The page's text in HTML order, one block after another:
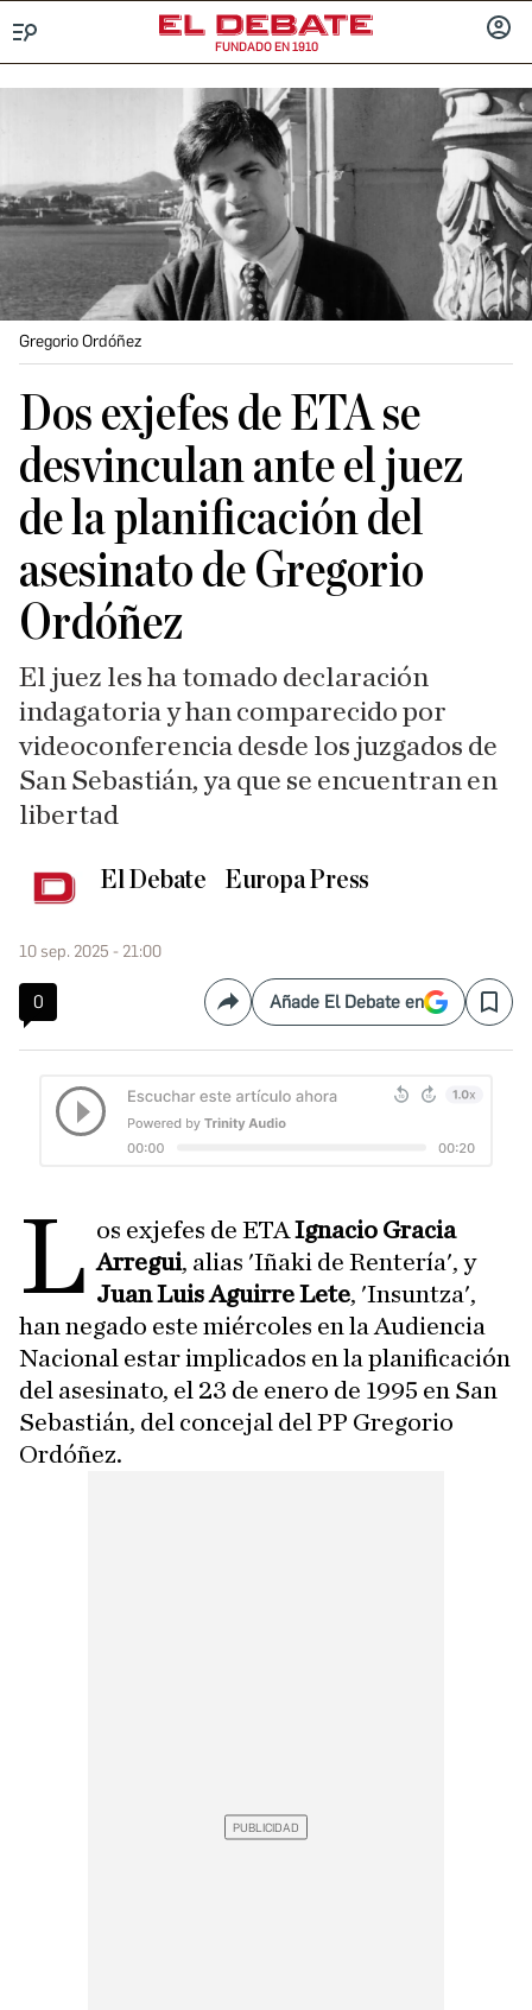
FUNDADO EN 1910
Gregorio Ordóñez
Dos exjefes de ETA se
desvinculan ante el juez
de la planificación del
asesinato de Gregorio
Ordóñez
El juez les ha tomado declaración
indagatoria y han comparecido por
videoconferencia desde los juzgados de
San Sebastián, ya que se encuentran en
libertad
El Debate Europa Press
10 sep. 2025 - 21:00
0 CompartirAñade El Debate en Save
L os exjefes de ETA Ignacio Gracia
Arregui, alias 'Iñaki de Rentería', y
Juan Luis Aguirre Lete, 'Insuntza',
han negado este miércoles en la Audiencia
Nacional estar implicados en la planificación
del asesinato, el 23 de enero de 1995 en San
Sebastián, del concejal del PP Gregorio
Ordóñez.